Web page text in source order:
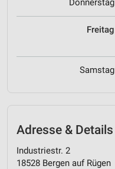
Donnerstag
Freitag
Samstag
Adresse & Details
Industriestr. 2
18528 Bergen auf Rügen